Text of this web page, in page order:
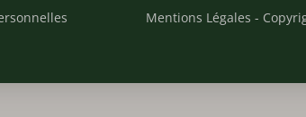
Mentions Légales -